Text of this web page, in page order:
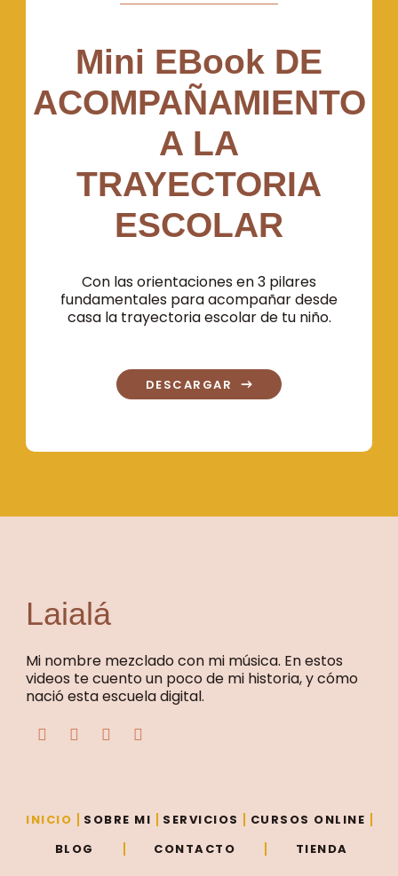
Mini EBook DE
ACOMPAÑAMIENTO
A LA
TRAYECTORIA
ESCOLAR
Con las orientaciones en 3 pilares
fundamentales para acompañar desde
casa la trayectoria escolar de tu niño.
DESCARGAR
Laialá
Mi nombre mezclado con mi música. En estos
videos te cuento un poco de mi historia, y cómo
nació esta escuela digital.
a
c
k
w
i
r
o
u
n
s
a
INICIO SOBRE MI SERVICIOS
CURSOS ONLINE
BLOG
CONTACTO TIENDA